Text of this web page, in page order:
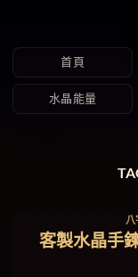
首頁
水晶能量
客製水晶手